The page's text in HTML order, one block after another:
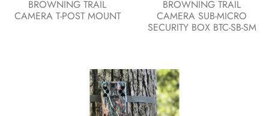
BROWNING TRAIL
CAMERA T-POST MOUNT
BROWNING TRAIL
CAMERA SUB-MICRO
SECURITY BOX BTC-SB-SM